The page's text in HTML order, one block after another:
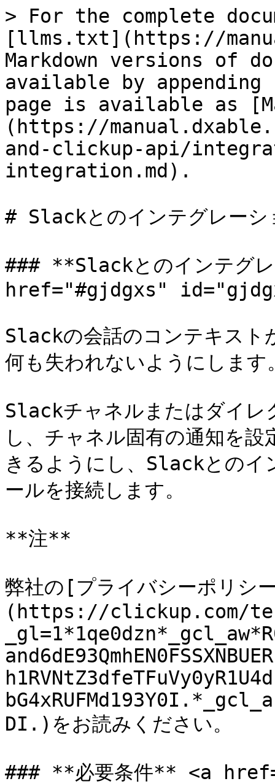
> For the complete
[llms.txt](https://
Markdown versions of
available by
page is available as
(https://
and-clickup-api/
integration.md).
# Slackとのインテグレーシ
### **Slackとのインテグ
href="#gjdgxs"
Slackの会話のコンテキスト
何も失われないようにします
Slackチャネルまたはダイレ
し、チャネル固有の通知を
きるようにし、Slackとのイ
ールを接続します。
**注**
弊社の[プライバシーポリシ
(https://clickup.com/
DI.)をお読みください。
### **必要条件** <a